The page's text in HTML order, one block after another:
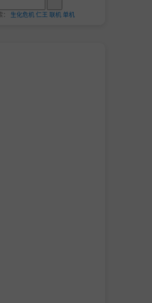
生化危机仁王 联机单机